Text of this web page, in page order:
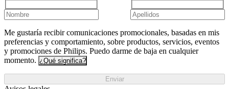
Me gustaría recibir comunicaciones promocionales, basadas en mis
preferencias y comportamiento, sobre productos, servicios, eventos
y promociones de Philips. Puedo darme de baja en cualquier
momento. ¿Qué significa?
Enviar